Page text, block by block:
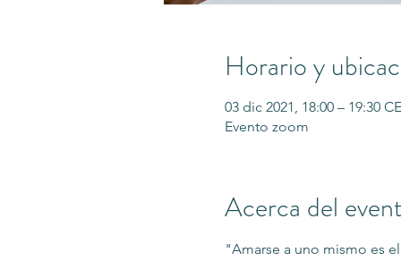
Horario y
03 dic 2021, 18:00 – 19:30
Evento zoom
Acerca del
"Amarse a uno mismo es